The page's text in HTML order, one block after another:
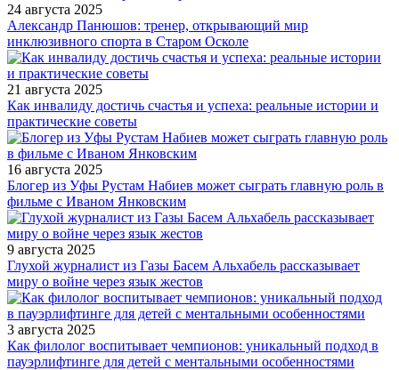
24 августа 2025
Александр Панюшов: тренер, открывающий мир
инклюзивного спорта в Старом Осколе
21 августа 2025
Как инвалиду достичь счастья и успеха: реальные истории и
практические советы
16 августа 2025
Блогер из Уфы Рустам Набиев может сыграть главную роль в
фильме с Иваном Янковским
9 августа 2025
Глухой журналист из Газы Басем Альхабель рассказывает
миру о войне через язык жестов
3 августа 2025
Как филолог воспитывает чемпионов: уникальный подход в
пауэрлифтинге для детей с ментальными особенностями